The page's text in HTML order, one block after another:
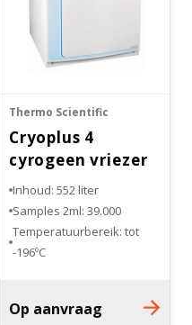
Thermo Scientific
Cryoplus 4
cyrogeen vriezer
Inhoud: 552 liter
Samples 2ml: 39.000
Temperatuurbereik: tot
-196ºC
Tank diameter: 1103 mm
Op aanvraag